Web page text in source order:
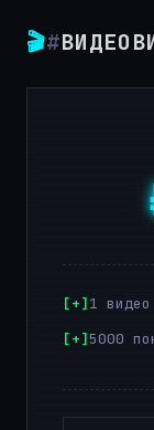
🎬#
1 видео
5000